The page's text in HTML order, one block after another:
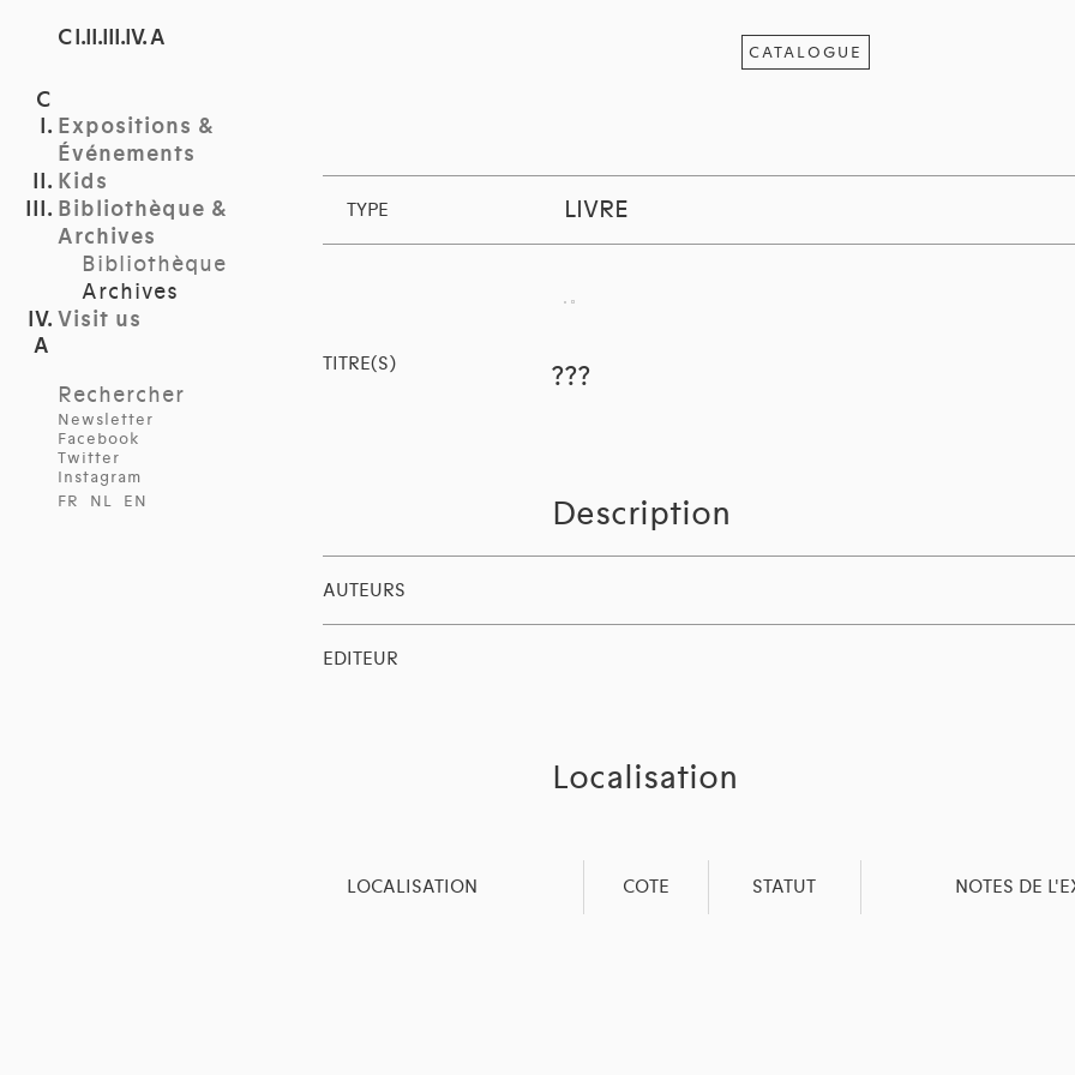
C I.II.III.IV. A
Expositions &
Événements
Kids
Bibliothèque &
Archives
Bibliothèque
Archives
Visit us
Rechercher
Newsletter
Facebook
Twitter
Instagram
FR
NL EN
CATALOGUE
TYPE LIVRE
TITRE(S) ???
Description
AUTEURS
EDITEUR
Localisation
LOCALISATION COTE STATUT NOTES DE